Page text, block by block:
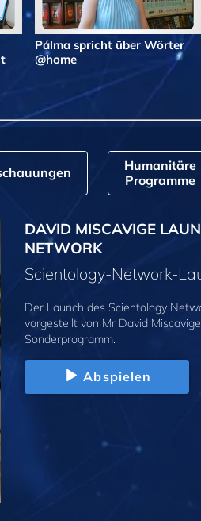
Pálma spricht über Wörter
@home
Humanitäre
Programme
DAVID MISCAVIGE
NETWORK
Scientology-Network-
Der Launch des Scientology
vorgestellt von Mr David
Sonderprogramm.
Abspielen